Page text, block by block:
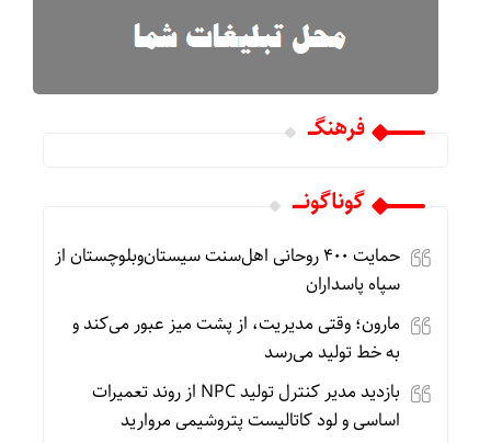
فرهنگـــ
گوناگونـــــ
حمایت ۴۰۰ روحانی اهل‌سنت سیستان‌وبلوچستان از
سپاه پاسداران
مارون؛ وقتی مدیریت، از پشت میز عبور می‌کند و
به خط تولید می‌رسد
بازدید مدیر کنترل تولید NPC از روند تعمیرات
اساسی و لود کاتالیست پتروشیمی مروارید